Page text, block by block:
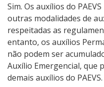
Sim. Os auxílios do
outras modalidades de
respeitadas as
entanto, os auxílios
não podem ser
Auxílio Emergencial, que
demais auxílios do PAEVS.